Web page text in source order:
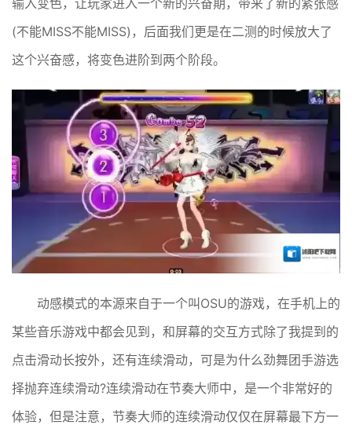
输入变色，让玩家进入一个新的兴奋期，带来了新的紧张感
(不能MISS不能MISS)，后面我们更是在二测的时候放大了
这个兴奋感，将变色进阶到两个阶段。
动感模式的本源来自于一个叫OSU的游戏，在手机上的
某些音乐游戏中都会见到，和屏幕的交互方式除了我提到的
点击滑动长按外，还有连续滑动，可是为什么劲舞团手游选
择抛弃连续滑动?连续滑动在节奏大师中，是一个非常好的
体验，但是注意，节奏大师的连续滑动仅仅在屏幕最下方一